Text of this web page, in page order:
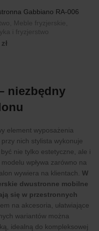
Gabbiano RA-006
Meble fryzjerskie
i fryzjerstwo
zł
niezbędny
element wyposażenia
nich stylista wykonuje
nie tylko estetyczne, ale i
wpływa zarówno na
wywiera na klientach. W
dwustronne mobilne
się w przestronnych
na akcesoria, ułatwiające
wariantów można
idealną do kompleksowej